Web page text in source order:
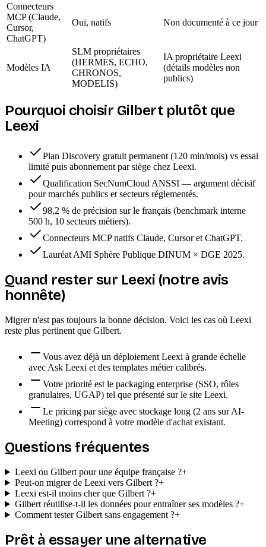
Connecteurs
MCP (Claude,
Cursor,
ChatGPT)
Oui, natifs Non documenté à ce jour
Modèles IA
SLM propriétaires
(HERMES, ECHO,
CHRONOS,
MODELIS)
IA propriétaire Leexi
(détails modèles non
publics)
Pourquoi choisir Gilbert plutôt que
Leexi
Plan Discovery gratuit permanent (120 min/mois) vs essai
limité puis abonnement par siège chez Leexi.
Qualification SecNumCloud ANSSI — argument décisif
pour marchés publics et secteurs réglementés.
98,2 % de précision sur le français (benchmark interne
500 h, 10 secteurs métiers).
Connecteurs MCP natifs Claude, Cursor et ChatGPT.
Lauréat AMI Sphère Publique DINUM × DGE 2025.
Quand rester sur Leexi (notre avis
honnête)
Migrer n'est pas toujours la bonne décision. Voici les cas où Leexi
reste plus pertinent que Gilbert.
Vous avez déjà un déploiement Leexi à grande échelle
avec Ask Leexi et des templates métier calibrés.
Votre priorité est le packaging enterprise (SSO, rôles
granulaires, UGAP) tel que présenté sur le site Leexi.
Le pricing par siège avec stockage long (2 ans sur AI-
Meeting) correspond à votre modèle d'achat existant.
Questions fréquentes
Leexi ou Gilbert pour une équipe française ?+
Peut-on migrer de Leexi vers Gilbert ?+
Leexi est-il moins cher que Gilbert ?+
Gilbert réutilise-t-il les données pour entraîner ses modèles ?+
Comment tester Gilbert sans engagement ?+
Prêt à essayer une alternative